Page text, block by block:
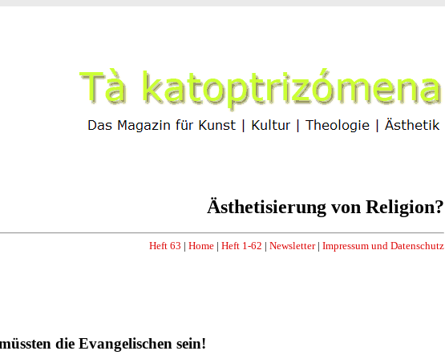
Ästhetisierung von Religion?
Heft 63 | Home | Heft 1-62 | Newsletter| Impressum und Datenschutz
die Evangelischen sein!